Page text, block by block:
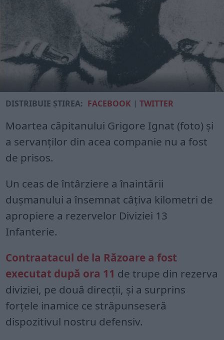
DISTRIBUIE ȘTIREA: FACEBOOK |TWITTER
Moartea căpitanului Grigore Ignat (foto) și
a servanților din acea companie nu a fost
de prisos.
Un ceas de întârziere a înaintării
dușmanului a însemnat câțiva kilometri de
apropiere a rezervelor Diviziei 13
Infanterie.
Contraatacul de la Răzoare a fost
executat după ora 11 de trupe din rezerva
diviziei, pe două direcții, și a surprins
forțele inamice ce străpunseseră
dispozitivul nostru defensiv.